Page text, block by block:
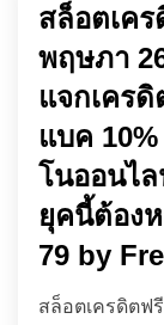
สล็อตเค
พฤษภา
แจกเคร
แบค
โนออนไ
ยุคนี้ต้อง
79 by
สล็อตเครดิตฟ